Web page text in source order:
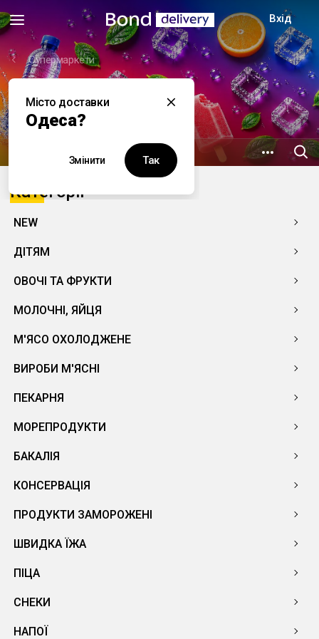
Місто доставки
Одеса?
Змінити Так
Вхід
Копійка
22.3 км
Супермаркети
Категорії
NEW
ДІТЯМ
ОВОЧІ ТА ФРУКТИ
МОЛОЧНІ, ЯЙЦЯ
М'ЯСО ОХОЛОДЖЕНЕ
ВИРОБИ М'ЯСНІ
ПЕКАРНЯ
МОРЕПРОДУКТИ
БАКАЛІЯ
КОНСЕРВАЦІЯ
ПРОДУКТИ ЗАМОРОЖЕНІ
ШВИДКА ЇЖА
ПІЦА
СНЕКИ
НАПОЇ